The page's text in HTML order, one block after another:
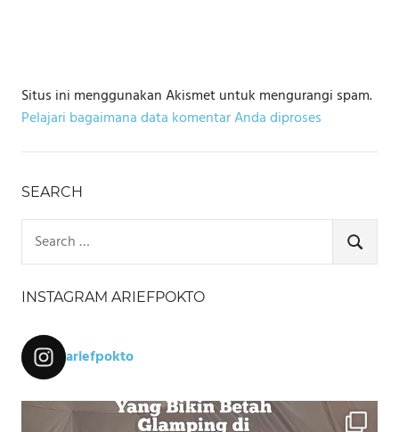
Situs ini menggunakan Akismet untuk mengurangi spam.
Pelajari bagaimana data komentar Anda diproses
SEARCH
for:
SEARCH
INSTAGRAM ARIEFPOKTO
ariefpokto